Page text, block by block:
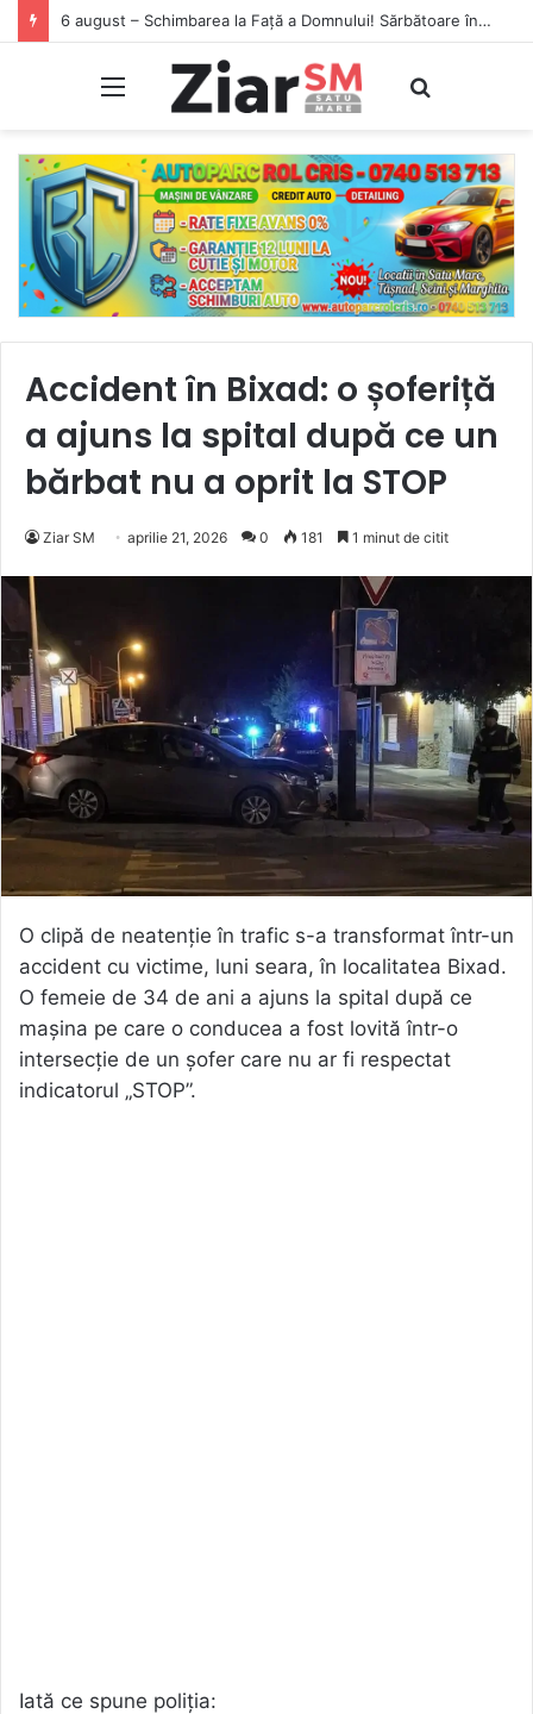
6 august – Schimbarea la Față a Domnului! Sărbătoare în calendarul ortodox
Meniu
Accident în Bixad: o șoferiță
a ajuns la spital după ce un
bărbat nu a oprit la STOP
Ziar SM aprilie 21, 2026 0 181 1 minut de citit
O clipă de neatenție în trafic s-a transformat într-un
accident cu victime, luni seara, în localitatea Bixad.
O femeie de 34 de ani a ajuns la spital după ce
mașina pe care o conducea a fost lovită într-o
intersecție de un șofer care nu ar fi respectat
indicatorul „STOP”.
Iată ce spune poliția: